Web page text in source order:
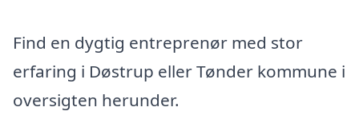
Find en dygtig entreprenør med stor
erfaring i Døstrup eller Tønder kommune i
oversigten herunder.